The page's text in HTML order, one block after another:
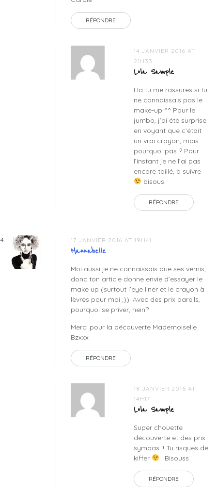
RÉPONDRE
14 JANVIER 2016 AT
21H33
Lola Sample
Ha tu me rassures si tu
ne connaissais pas le
make-up ^^ Pour le
jumbo, j’ai été surprise
en voyant que c’était
un vrai crayon, mais
pourquoi pas ? Pour
l’instant je ne l’ai pas
encore taillé, à suivre
bisous
RÉPONDRE
17 JANVIER 2016 AT 19H41
Mannabelle
Moi aussi je ne connaissais que ses vernis,
donc ton article donne envie d’essayer le
make up (surtout l’eye liner et le crayon à
lèvres pour moi ;)). Avec des prix pareils,
pourquoi se priver, hein?
Merci pour la découverte Mademoiselle
Bzxxx
RÉPONDRE
18 JANVIER 2016 AT
14H17
Lola Sample
Super chouette
découverte et des prix
sympas !! Tu risques de
kiffer
! Bisouss
RÉPONDRE